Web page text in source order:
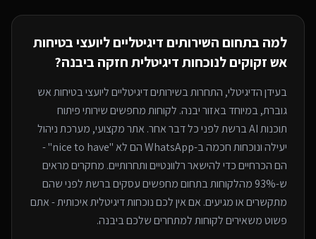
למה בתחום השירותים דיגיטליים ליועצי בטיחות
אשזקוקים לנוכחות דיגיטלית חזקה ביבנה?
בעידן הדיגיטלי, התחרות בשירותים דיגיטליים ליועצי בטיחות אש
גוברת, במיוחדבאזור יבנה. לקוחות מחפשים שירותיפיתוח
תוכנות AI
ברשת לפני כל דבר אחר. אתר מקצועי, מערכת ניהול
יעילה ונוכחות חכמה ב-WhatsApp הם לא "nice to have" -
הם הכרחיים כדי להישאר רלוונטיים ותחרותיים. מחקרים מראים
ש-93% מהלקוחות בתחום מחפשים עסקים ברשת לפני שהם
מתקשרים או מגיעים. אם אין לכם נוכחות דיגיטלית איכותית - אתם
פשוט משאירים לקוחות למתחריםשלכם ביבנה.